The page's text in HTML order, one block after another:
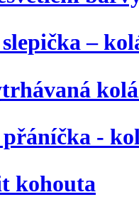
–
-
kohouta